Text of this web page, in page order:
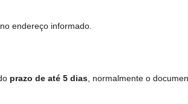
endereço informado.
prazo de até 5 dias, normalmente o